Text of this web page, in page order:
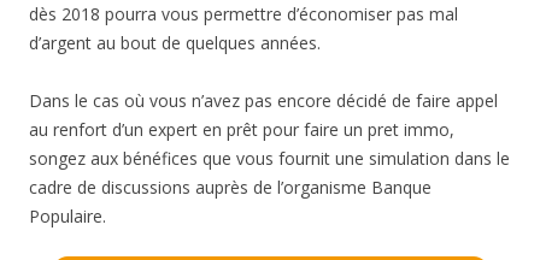
dès 2018 pourra vous permettre d’économiser pas mal
d’argent au bout de quelques années.
Dans le cas où vous n’avez pas encore décidé de faire appel
au renfort d’un expert en prêt pour faire un pret immo,
songez aux bénéfices que vous fournit une simulation dans le
cadre de discussions auprès de l’organisme Banque
Populaire.